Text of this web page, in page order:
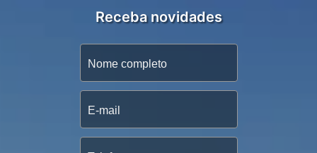
Receba novidades